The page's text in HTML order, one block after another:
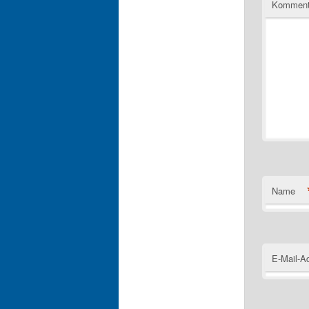
Name
E-Mail-